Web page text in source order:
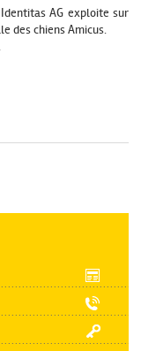
AG exploite sur
des chiens Amicus.
.